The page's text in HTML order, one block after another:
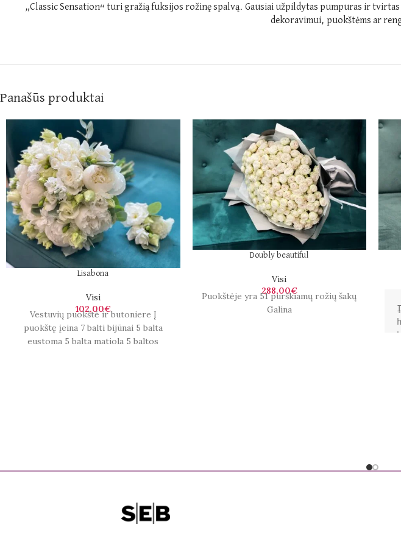
„Classic Sensation“ turi gražią fuksijos rožinę spalvą. Gausiai užpildytas pumpuras ir
dekoravimui, puokštėms ar
Panašūs produktai
Lisabona
Visi
102,00€
Vestuvių puokštė ir butoniere Į
puokštę įeina 7 balti bijūnai 5 balta
eustoma 5 balta matiola 5 baltos
Doubly beautiful
Visi
288,00€
Puokštėje yra 51 purškiamų rožių šakų
Galina